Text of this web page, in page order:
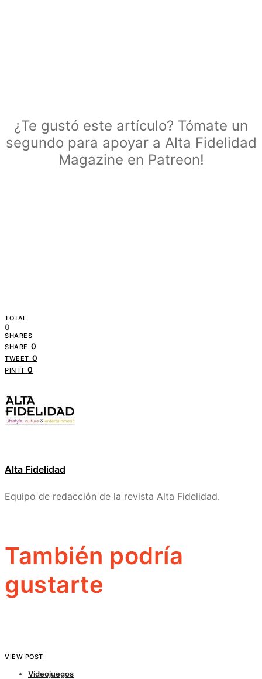
¿Te gustó este artículo? Tómate un
segundo para apoyar a Alta Fidelidad
Magazine en Patreon!
TOTAL
0
SHARES
SHARE 0
TWEET 0
PIN IT 0
Alta Fidelidad
Equipo de redacción de la revista Alta Fidelidad.
También podría
gustarte
VIEW POST
Videojuegos